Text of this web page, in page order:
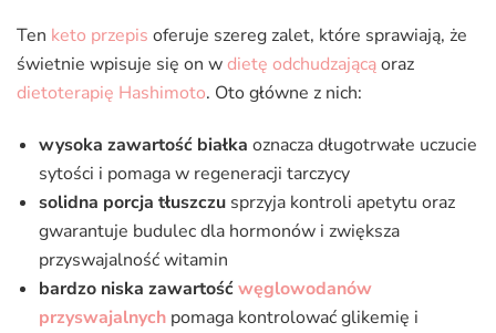
Ten keto przepis oferuje szereg zalet, które sprawiają, że
świetnie wpisuje się on wdietę odchudzającąoraz
dietoterapię Hashimoto. Oto główne z nich:
wysoka zawartość białka oznacza długotrwałe uczucie
sytości i pomaga w regeneracji tarczycy
solidna porcja tłuszczu sprzyja kontroli apetytu oraz
gwarantuje budulec dla hormonów i zwiększa
przyswajalność witamin
bardzo niska zawartośćwęglowodanów
przyswajalnych pomaga kontrolować glikemię i